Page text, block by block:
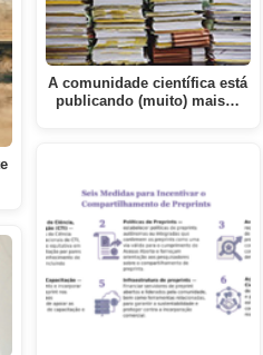
A comunidade científica está
publicando (muito) mais…